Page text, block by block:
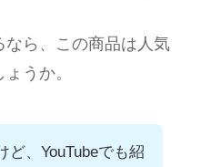
ら、この商品は人気
うか。
ど、YouTubeでも紹